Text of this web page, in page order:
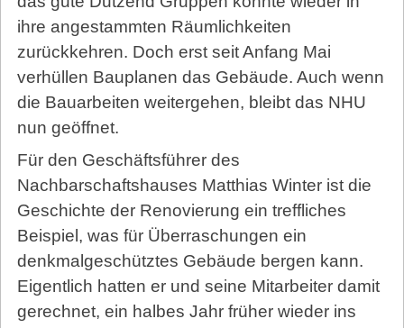
ihre angestammten Räumlichkeiten
zurückkehren. Doch erst seit Anfang Mai
verhüllen Bauplanen das Gebäude. Auch wenn
die Bauarbeiten weitergehen, bleibt das NHU
nun geöffnet.
Für den Geschäftsführer des
Nachbarschaftshauses Matthias Winter ist die
Geschichte der Renovierung ein treffliches
Beispiel, was für Überraschungen ein
denkmalgeschütztes Gebäude bergen kann.
Eigentlich hatten er und seine Mitarbeiter damit
gerechnet, ein halbes Jahr früher wieder ins